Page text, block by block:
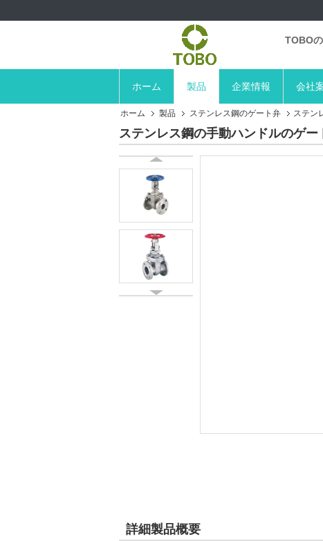
TOBO
ホーム 製品 企業情報 会社
ホーム 製品 ステンレス鋼のゲート弁 ステン
ステンレス鋼の手動ハンドルのゲ
詳細製品概要